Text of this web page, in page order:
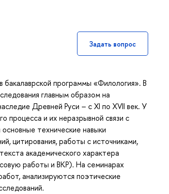
Задать вопрос
бакалаврской программы «Филология». В
главным образом на
Древней Руси – с XI по XVII век. У
процесса и их неразрывной связи с
технические навыки
цитирования, работы с источниками,
академического характера
работы и ВКР). На семинарах
анализируются поэтические